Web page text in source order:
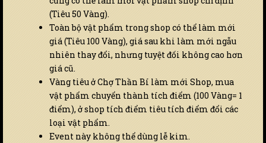
(Tiêu 50 Vàng).
Toàn bộ vật phẩm trong shop có thể làm mới
giá (Tiêu 100 Vàng), giá sau khi làm mới ngẫu
nhiên thay đổi, nhưng tuyệt đối không cao hơn
giá cũ.
Vàng tiêu ở Chợ Thần Bí làm mới Shop, mua
vật phẩm chuyển thành tích điểm (100 Vàng= 1
điểm), ở shop tích điểm tiêu tích điểm đổi các
loại vật phẩm.
Event này không thể dùng lễ kim.